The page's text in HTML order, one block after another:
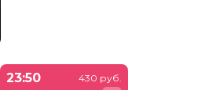
23:50
430 руб.